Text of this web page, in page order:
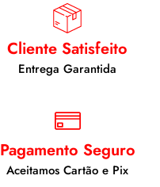
Cliente Satisfeito
Entrega Garantida
Pagamento Seguro
Aceitamos Cartão e Pix